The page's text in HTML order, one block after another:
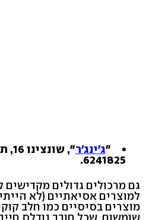
"ג'ינג'ר
6241825.
גם מרכולים גדולים
למוצרים אסיאתיים (לא
מוצרים בסיסיים כמו חלב